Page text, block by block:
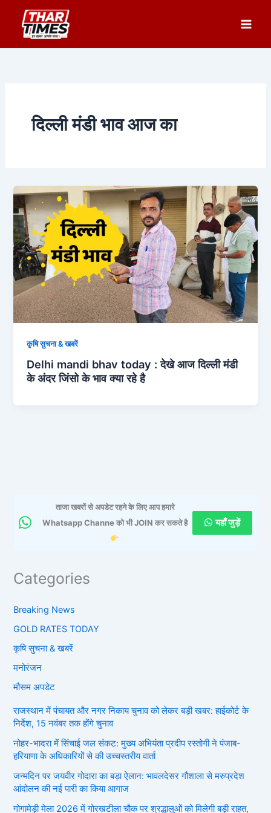
content
दिल्ली मंडी भाव आज का
कृषि सुचना & खबरें
Delhi mandi bhav today : देखे आज दिल्ली मंडी
के अंदर जिंसो के भाव क्या रहे है
ताजा खबरों से अपडेट रहने के लिए आप हमारे
Whatsapp Channe को भी JOIN कर सकते है
यहाँ जुड़ें
Categories
Breaking News
GOLD RATES TODAY
कृषि सुचना & खबरें
मनोरंजन
मौसम अपडेट
राजस्थान में पंचायत और नगर निकाय चुनाव को लेकर बड़ी खबर: हाईकोर्ट के
निर्देश, 15 नवंबर तक होंगे चुनाव
नोहर-भादरा में सिंचाई जल संकट: मुख्य अभियंता प्रदीप रस्तोगी ने पंजाब-
हरियाणा के अधिकारियों से की उच्चस्तरीय वार्ता
जन्मदिन पर जयवीर गोदारा का बड़ा ऐलान: भावलदेसर गौशाला से मरुप्रदेश
आंदोलन की नई पारी का किया आगाज
गोगामेड़ी मेला 2026 में गोरखटीला चौक पर श्रद्धालुओं को मिलेगी बड़ी राहत,